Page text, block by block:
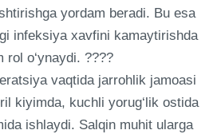
yordam beradi. Bu esa
infeksiya xavfini kamaytirishda
rol o‘ynaydi. ????
vaqtida jarrohlik jamoasi
kiyimda, kuchli yorug‘lik ostida
ishlaydi. Salqin muhit ularga